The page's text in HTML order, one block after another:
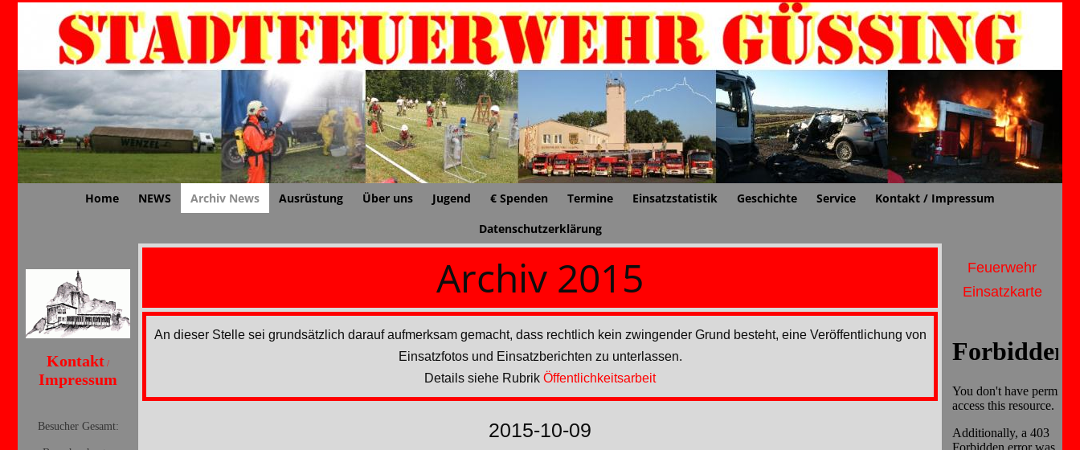
Home NEWS Archiv News Ausrüstung Über uns Jugend € Spenden Termine Einsatzstatistik Geschichte Service
Kontakt / Impressum
Datenschutzerklärung
Kontakt /
Impressum
Besucher Gesamt:
Feuerwehr
Einsatzkarte
Archiv 2015
An dieser Stelle sei grundsätzlich darauf aufmerksam gemacht, dass rechtlich kein zwingender Grund besteht, eine Veröffentlichung von
Einsatzfotos und Einsatzberichten zu unterlassen.
Details siehe Rubrik Öffentlichkeitsarbeit
2015-10-09